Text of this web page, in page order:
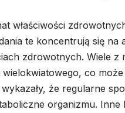
właściwości
te koncentrują się na
zdrowotnych. Wiele z
co
że regularne
organizmu. Inne